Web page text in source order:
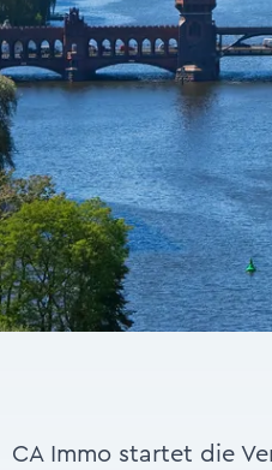
CA Immo startet die